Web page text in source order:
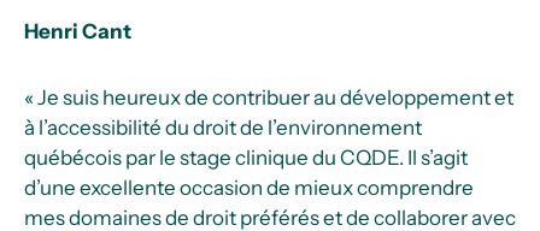
Henri Cant
« Je suis heureux de contribuer au développement et
à l’accessibilité du droit de l’environnement
québécois par le stage clinique du CQDE. Il s’agit
d’une excellente occasion de mieux comprendre
mes domaines de droit préférés et de collaborer avec